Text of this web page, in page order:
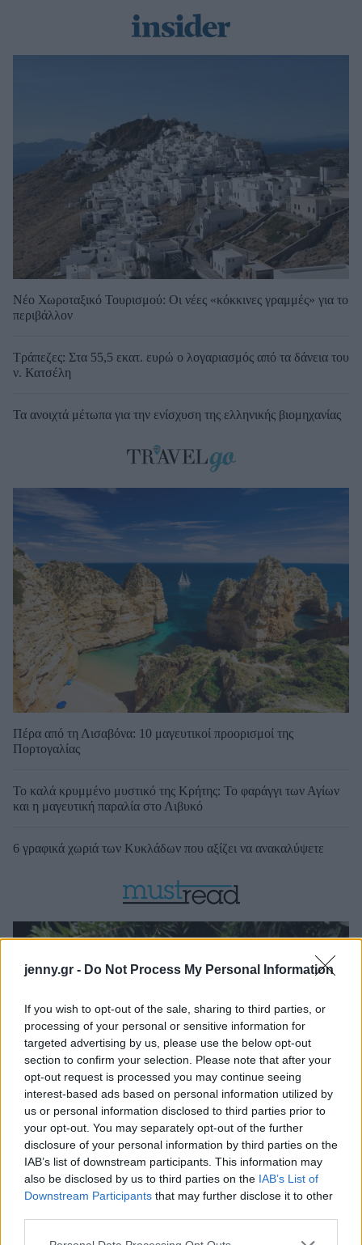
jenny.gr - Do Not Process My Personal Information
If you wish to opt-out of the sale, sharing to third parties, or
processing of your personal or sensitive information for
targeted advertising by us, please use the below opt-out
section to confirm your selection. Please note that after your
opt-out request is processed you may continue seeing
interest-based ads based on personal information utilized by
us or personal information disclosed to third parties prior to
your opt-out. You may separately opt-out of the further
disclosure of your personal information by third parties on the
IAB’s list of downstream participants. This information may
also be disclosed by us to third parties on the IAB’s List of
Downstream Participants that may further disclose it to other
Please note that this website/app uses one or more Google
Νέο Χωροταξικό Τουρισμού: Οι νέες «κόκκινες γραμμές» για το
περιβάλλον
Τράπεζες: Στα 55,5 εκατ. ευρώ ο λογαριασμός από τα δάνεια του
ν. Κατσέλη
Τα ανοιχτά μέτωπα για την ενίσχυση της ελληνικής βιομηχανίας
Πέρα από τη Λισαβόνα: 10 μαγευτικοί προορισμοί της
Πορτογαλίας
Το καλά κρυμμένο μυστικό της Κρήτης: Το φαράγγι των Αγίων
και η μαγευτική παραλία στο Λιβυκό
6 γραφικά χωριά των Κυκλάδων που αξίζει να ανακαλύψετε
5 σημάδια ότι το σπίτι σου χρειάζεται επειγόντως summer reset
καλοκαιριού μπορεί να γίνει η επόμενη μεγάλη σου εμπειρία